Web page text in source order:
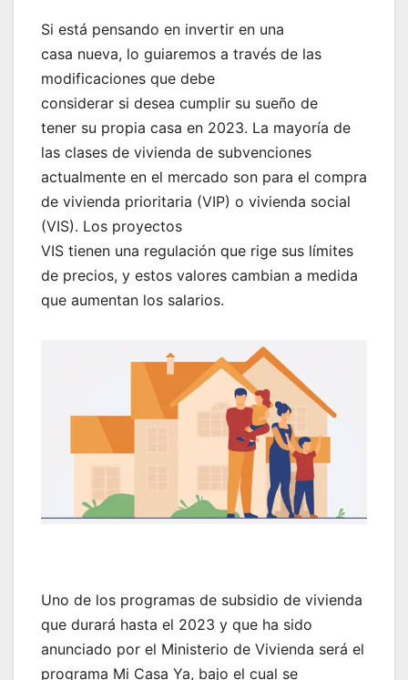
Si está pensando en invertir en una
casa nueva, lo guiaremos a través de las
modificaciones que debe
considerar si desea cumplir su sueño de
tener su propia casa en 2023. La mayoría de
las clases de vivienda de subvenciones
actualmente en el mercado son para el compra
de vivienda prioritaria (VIP) o vivienda social
(VIS). Los proyectos
VIS tienen una regulación que rige sus límites
de precios, y estos valores cambian a medida
que aumentan los salarios.
Uno de los programas de subsidio de vivienda
que durará hasta el 2023 y que ha sido
anunciado por el Ministerio de Vivienda será el
programa Mi Casa Ya, bajo el cual se